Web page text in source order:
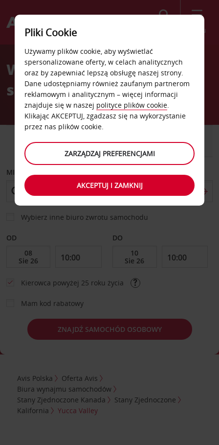
Menu
Welcome
AvisWypożyczalnia
samochodów Yucca Valley
DOSTAWCZY
MIEJSCE ODBIORU
Wybierz inne biuro zwrotu samochodu
OD DO
Kierowca powyżej 25 roku życia
Mam kod rabatowy
ZNAJDŹ SAMOCHÓD OSOBOWY
Avis Polska
Oferta Avis
Biura wynajmu samochodów
Stany Zjednoczone Kanada
Stany Zjednoczone
Kalifornia
Yucca Valley
Pliki Cookie
Używamy plików cookie, aby wyświetlać
spersonalizowane oferty, w celach analitycznych
oraz by zapewniać lepszą obsługę naszej strony.
Dane udostępniamy również zaufanym partnerom
reklamowym i analitycznym – więcej informacji
znajduje się w naszej polityce plików cookie.
Klikając AKCEPTUJ, zgadzasz się na wykorzystanie
przez nas plików cookie.
ZARZĄDZAJ PREFERENCJAMI
AKCEPTUJ I ZAMKNIJ